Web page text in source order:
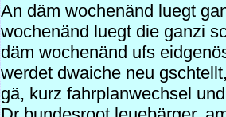
An däm wochenänd luegt
wochenänd luegt die ganzi
däm wochenänd ufs
werdet dwaiche neu
gä, kurz fahrplanwechsel